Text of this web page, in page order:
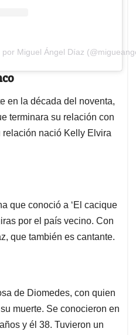
Miguel Ángel Díaz
en la década del noventa,
terminara su relación con
relación nació Kelly Elvira
que conoció a ‘El cacique
por el país vecino. Con
que también es cantante.
de Diomedes, con quien
muerte. Se conocieron en
y él 38. Tuvieron un